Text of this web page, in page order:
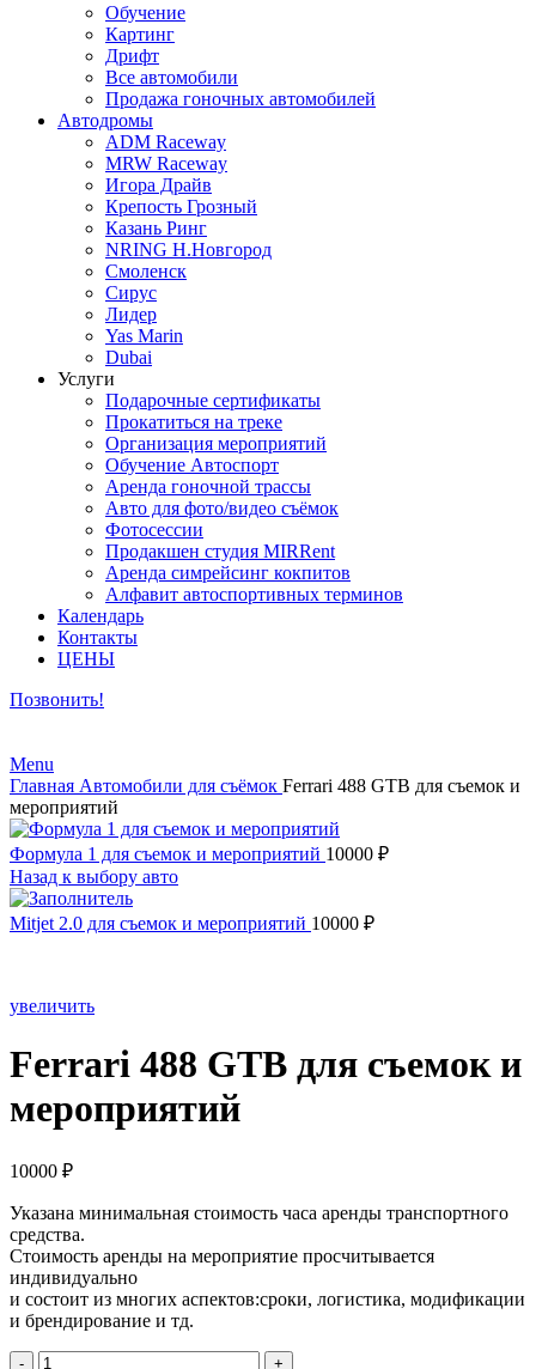
Обучение
Картинг
Дрифт
Все автомобили
Продажа гоночных автомобилей
Автодромы
ADM Raceway
MRW Raceway
Игора Драйв
Крепость Грозный
Казань Ринг
NRING Н.Новгород
Смоленск
Сирус
Лидер
Yas Marin
Dubai
Услуги
Подарочные сертификаты
Прокатиться на треке
Организация мероприятий
Обучение Автоспорт
Аренда гоночной трассы
Авто для фото/видео съёмок
Фотосессии
Продакшен студия MIRRent
Аренда симрейсинг кокпитов
Алфавит автоспортивных терминов
Календарь
Контакты
ЦЕНЫ
Позвонить!
Menu
Главная Автомобили для съёмок Ferrari 488 GTB для съемок и
мероприятий
Формула 1 для съемок и мероприятий 10000 ₽
Назад к выбору авто
Mitjet 2.0 для съемок и мероприятий 10000 ₽
увеличить
Ferrari 488 GTB для съемок и
мероприятий
10000 ₽
Указана минимальная стоимость часа аренды транспортного
средства.
Стоимость аренды на мероприятие просчитывается
индивидуально
и состоит из многих аспектов:сроки, логистика, модификации
и брендирование и тд.
Количество